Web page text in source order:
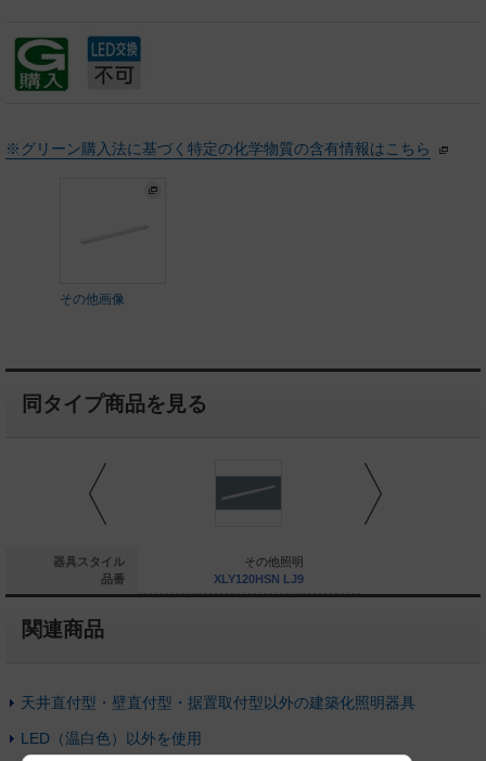
※グリーン購入法に基づく特定の化学物質の含有情報はこちら
その他画像
同タイプ商品を見る
器具スタイル
品番
その他照明
その他照明
XLY120HSN LJ9
関連商品
天井直付型・壁直付型・据置取付型以外の建築化照明器具
LED（温白色）以外を使用